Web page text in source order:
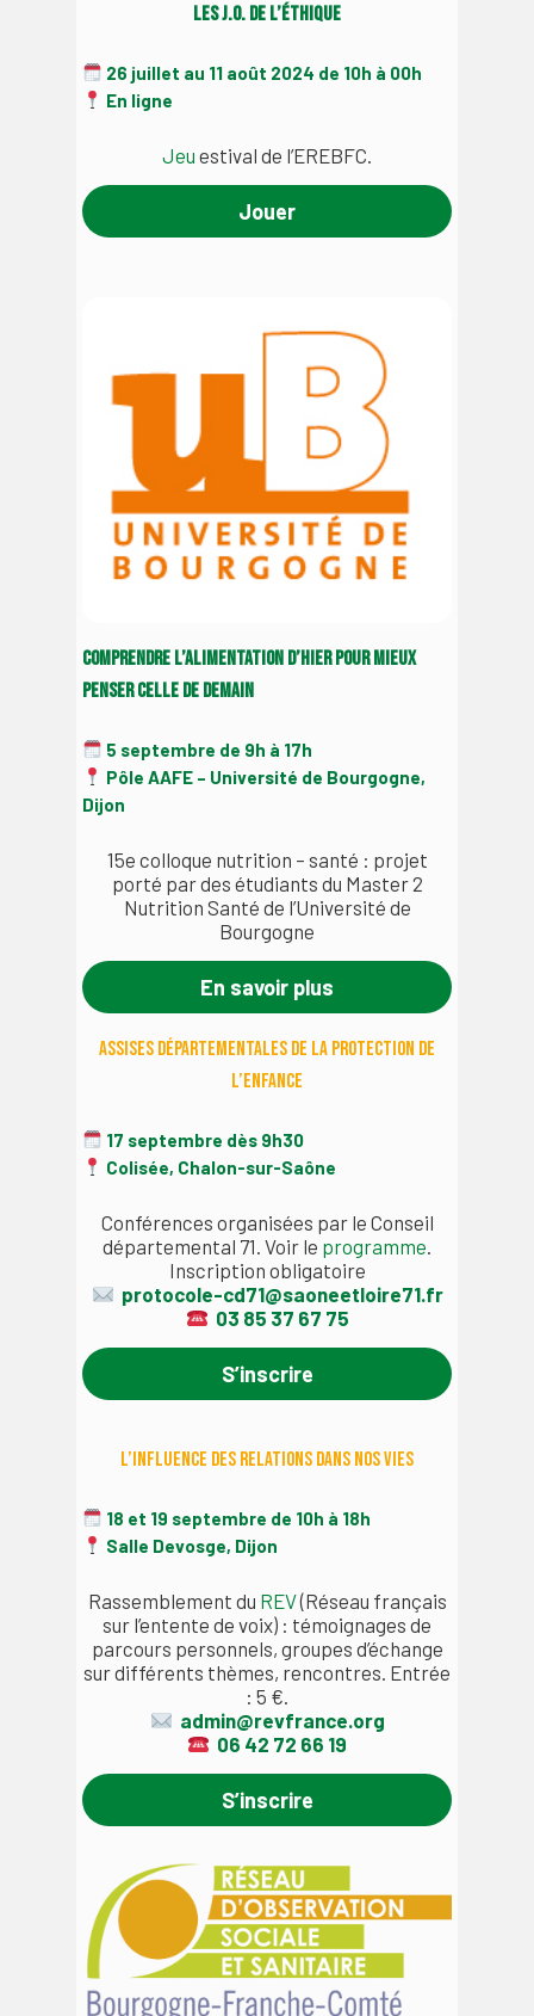
Les J.O. de l’éthique
26 juillet au 11 août 2024 de 10h à 00h
En ligne
Jeu estival de l’EREBFC.
Jouer
Comprendre l’alimentation d’hier pour mieux
penser celle de demain
5 septembre de 9h à 17h
Pôle AAFE – Université de Bourgogne,
Dijon
15e colloque nutrition – santé : projet
porté par des étudiants du Master 2
Nutrition Santé de l’Université de
Bourgogne
En savoir plus
Assises départementales de la protection de
l’enfance
17 septembre dès 9h30
Colisée, Chalon-sur-Saône
Conférences organisées par le Conseil
départemental 71. Voir le programme
Inscription obligatoire
protocole-cd71@saoneetloire71.fr
03 85 37 67 75
S’inscrire
L’Influence des relations dans nos vies
18 et 19 septembre de 10h à 18h
Salle Devosge, Dijon
Rassemblement du REV(Réseau français
sur l’entente de voix) : témoignages de
parcours personnels, groupes d’échange
sur différents thèmes, rencontres. Entrée
: 5 €.
admin@revfrance.org
06 42 72 66 19
S’inscrire